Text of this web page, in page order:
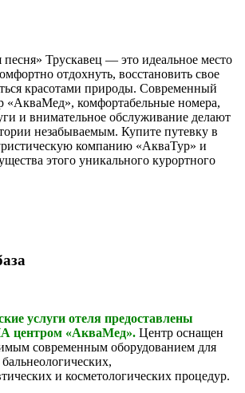
Трускавец — это идеальное место
отдохнуть, восстановить свое
красотами природы. Современный
«АкваМед», комфортабельные номера,
и внимательное обслуживание делают
незабываемым. Купите путевку в
компанию «АкваТур» и
этого уникального курортного
услуги отеля предоставлены
центром «АкваМед». Центр оснащен
современным оборудованием для
и косметологических процедур.